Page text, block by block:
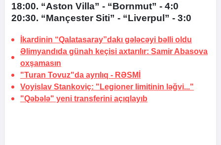
18:00. “Aston Villa” - “Bornmut” - 4:0
20:30. “Mançester Siti” - “Liverpul” - 3:0
İkardinin “Qalatasaray”dakı gələcəyi bəlli oldu
Əlimyandıda günah keçisi axtarılır: Samir Abasova
oxşamasın
"Turan Tovuz"da ayrılıq - RƏSMİ
Voyislav Stankoviç: "Legioner limitinin ləğvi..."
"Qəbələ" yeni transferini açıqlayıb